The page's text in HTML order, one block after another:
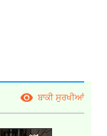
ਬਾਕੀ ਸੁਰਖੀਆਂ